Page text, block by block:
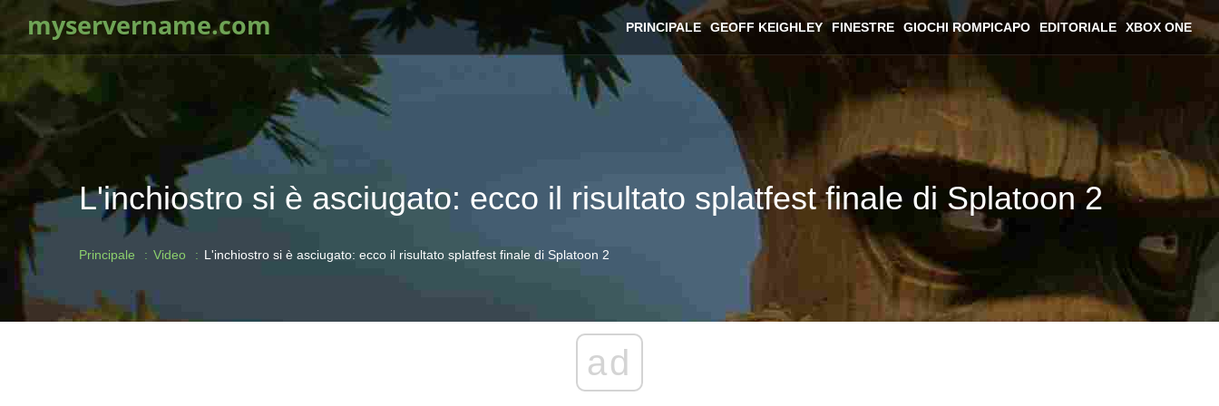
myservername.com PRINCIPALE GEOFF KEIGHLEY FINESTRE GIOCHI ROMPICAPO EDITORIALE XBOX ONE
L'inchiostro si è asciugato: ecco il risultato splatfest finale di Splatoon 2
Principale Video L'inchiostro si è asciugato: ecco il risultato splatfest finale di Splatoon 2
ad